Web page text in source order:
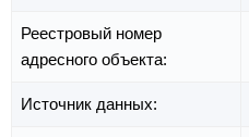
Реестровый номер
адресного объекта:
Источник данных: